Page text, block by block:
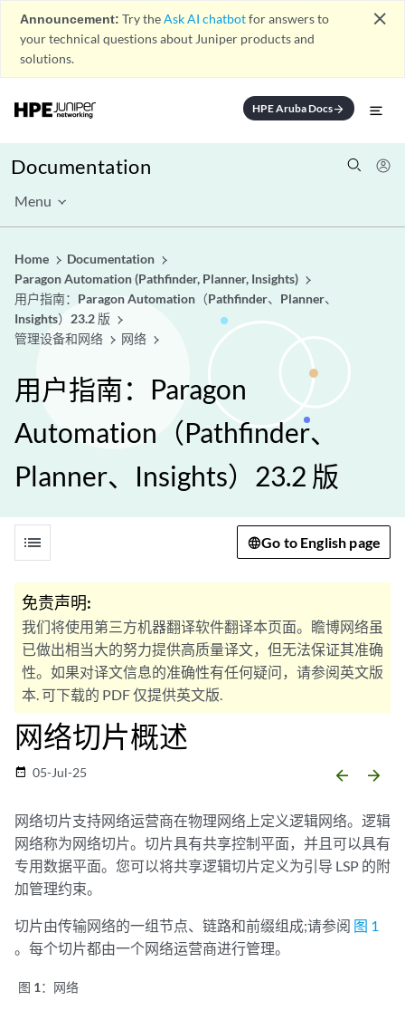
Announcement: Try theAsk AI chatbotfor answers to
your technical questions about Juniper products and
solutions.
close
HPE Aruba Docsarrow_forward
Documentation
Menu
Home
Documentation
Paragon Automation (Pathfinder, Planner, Insights)
用户指南：Paragon Automation（Pathfinder、Planner、
Insights）23.2 版
管理设备和网络
网络
用户指南：Paragon
Automation（Pathfinder、
Planner、Insights）23.2 版
list Go to English page
免责声明:
我们将使用第三方机器翻译软件翻译本页面。瞻博网络虽
已做出相当大的努力提供高质量译文，但无法保证其准确
性。如果对译文信息的准确性有任何疑问，请参阅英文版
本. 可下载的 PDF 仅提供英文版.
网络切片概述
date_range 05-Jul-25 arrow_backward arrow_forward
网络切片支持网络运营商在物理网络上定义逻辑网络。逻辑
网络称为网络切片。切片具有共享控制平面，并且可以具有
专用数据平面。您可以将共享逻辑切片定义为引导 LSP 的附
加管理约束。
切片由传输网络的一组节点、链路和前缀组成;请参阅 图 1
。每个切片都由一个网络运营商进行管理。
图 1： 网络